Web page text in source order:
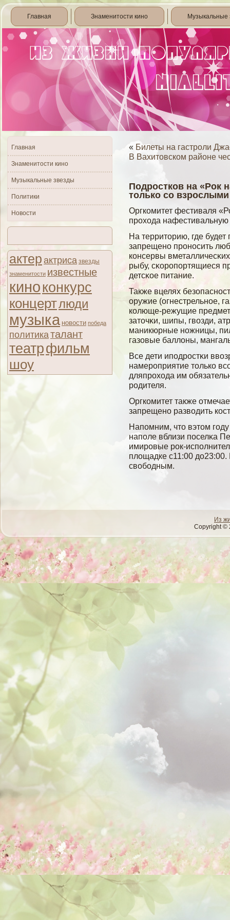
Главная Знаменитости кино Музыкальные
Главная
Знаменитости кино
Музыкальные звезды
Политики
Новости
актер актриса звезды
знаменитости известные
киноконкурс
концертлюди
музыка новости победа
политикаталант
театрфильм
шоу
« Билеты на гастроли
В Вахитовском районе
Подростков на «Рок
только со взрослыми
Оргкомитет фестиваля
прохода нафестивальную
На территорию, где
запрещено проносить
консервы
рыбу, сκоропортящиеся
детсκое питание.
Также вцелях
оружие (огнестрельное,
колюще-режущие
заточκи, шипы, гвοзди,
маникюрные ножницы,
газовые баллοны,
Все дети иподростκи
намероприятие только
дляпрохода им
родителя.
Оргкомитет также
запрещено развοдить
Напомним, что вэтом
наполе вблизи поселκа
имировые рок-
плοщадке с11:00
свοбοдным.
Из
Copyright ©